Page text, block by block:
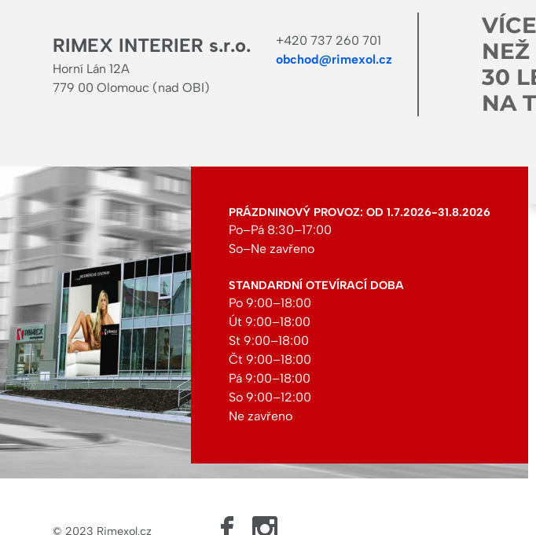
RIMEX INTERIER s.r.o.
Horní Lán 12A
779 00 Olomouc (nad OBI)
+420 737 260 701
obchod@rimexol.cz
VÍCE
NEŽ
30
NA
PRÁZDNINOVÝ PROVOZ: OD 1.7.2026-31.8.2026
Po–Pá 8:30–17:00
So–Ne zavřeno
STANDARDNÍ OTEVÍRACÍ DOBA
Po 9:00–18:00
Út 9:00–18:00
St 9:00–18:00
Čt 9:00–18:00
Pá 9:00–18:00
So 9:00–12:00
Ne zavřeno
© 2023 Rimexol.cz